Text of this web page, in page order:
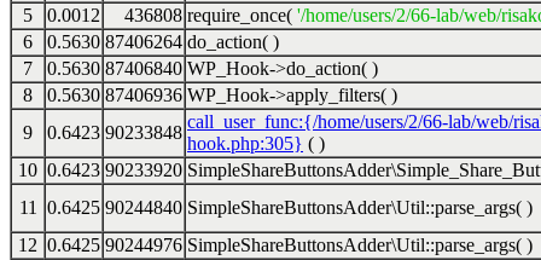
5
0.0012 436808 require_once( '/home/users/2/66-lab/web/
6
0.5630 87406264 do_action( )
7
0.5630 87406840 WP_Hook->do_action( )
8
0.5630 87406936 WP_Hook->apply_filters( )
9
0.6423 90233848
call_user_func:{/home/users/2/66-lab/web/
hook.php:305} ( )
10 0.6423 90233920
11
0.6425 90244840 SimpleShareButtonsAdder\Util::parse_args( )
12 0.6425 90244976 SimpleShareButtonsAdder\Util::parse_args( )